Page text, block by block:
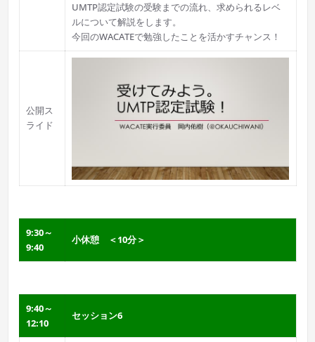
UMTP認定試験の受験までの流れ、求められるレベ
ルについて解説をします。
今回のWACATEで勉強したことを活かすチャンス！
公開ス
ライド
9:30～
9:40
小休憩 ＜10分＞
9:40～
12:10
セッション6